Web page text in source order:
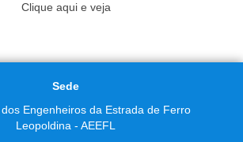
Clique aqui e veja
Sede
Engenheiros da Estrada de Ferro
Leopoldina - AEEFL